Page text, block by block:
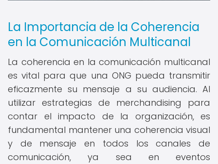
La Importancia de la Coherencia
en la Comunicación Multicanal
La coherencia en la comunicación multicanal
es vital para que una ONG pueda transmitir
eficazmente su mensaje a su audiencia. Al
utilizar estrategias de merchandising para
contar el impacto de la organización, es
fundamental mantener una coherencia visual
y de mensaje en todos los canales de
comunicación, ya sea en eventos